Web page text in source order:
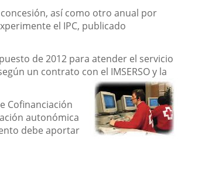
así como otro anual por
el IPC, publicado
de 2012 para atender el servicio
un contrato con el IMSERSO y la
Cofinanciación
autonómica
debe aportar